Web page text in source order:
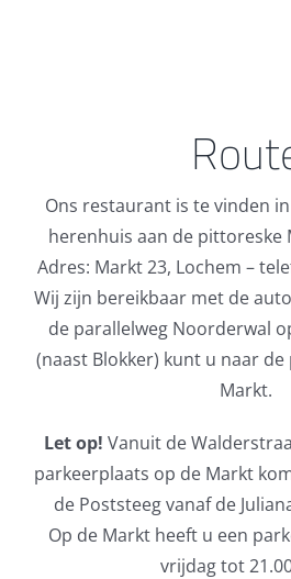
Ons restaurant is te vinden
herenhuis aan de pittoreske
Adres: Markt 23, Lochem –
Wij zijn bereikbaar met de
de parallelweg Noorderwal
(naast Blokker) kunt u naar
Markt.
Let op! Vanuit de
parkeerplaats op de Markt
de Poststeeg vanaf de
Op de Markt heeft u een
vrijdag tot